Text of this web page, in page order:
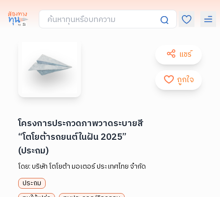
แชร์
ถูกใจ
โครงการประกวดภาพวาดระบายสี
“โตโยต้ารถยนต์ในฝัน 2025”
(ประถม)
โดย:บริษัท โตโยต้า มอเตอร์ ประเทศไทย จำกัด
ประถม